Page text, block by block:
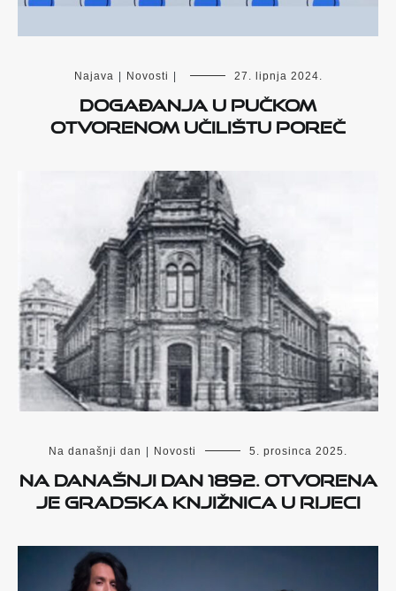
Najava | Novosti | 27. lipnja 2024.
Događanja u Pučkom
otvorenom učilištu Poreč
Na današnji dan Novosti 5. prosinca 2025.
Na današnji dan 1892. otvorena
je gradska knjižnica u Rijeci